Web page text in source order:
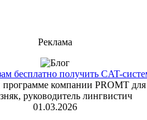
Реклама
бесплатно получить CAT-
компании PROMT
руководитель лингвистич
01.03.2026